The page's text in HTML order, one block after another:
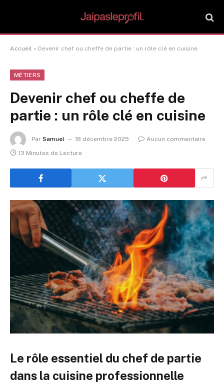
Accueil » Devenir chef ou cheffe de partie : un rôle clé en cuisine
MÉTIERS
Devenir chef ou cheffe de
partie : un rôle clé en cuisine
Par Samuel 18 décembre 2025
Aucun commentaire
13 Minutes de Lecture
Le rôle essentiel du chef de partie
dans la cuisine professionnelle